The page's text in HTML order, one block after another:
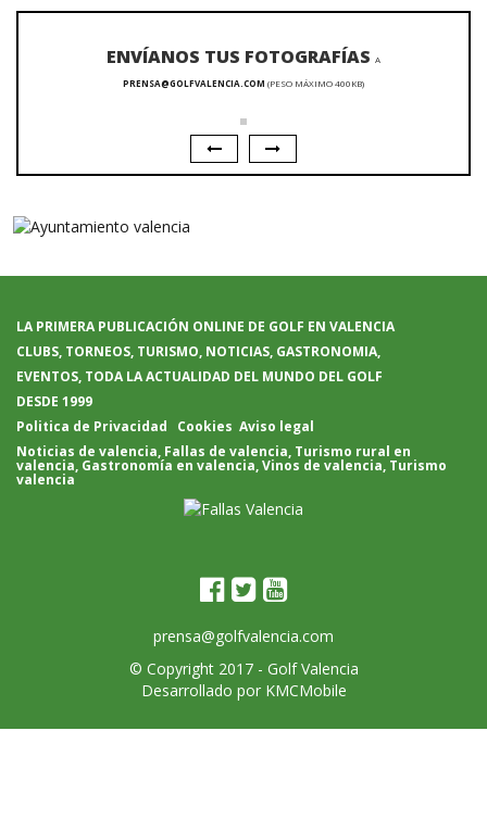
ENVÍANOS TUS FOTOGRAFÍAS A
PRENSA@GOLFVALENCIA.COM (PESO MÁXIMO 400KB)
LA PRIMERA PUBLICACIÓN ONLINE DE GOLF EN VALENCIA
CLUBS, TORNEOS, TURISMO, NOTICIAS, GASTRONOMIA,
EVENTOS, TODA LA ACTUALIDAD DEL MUNDO DEL GOLF
DESDE 1999
Politica de Privacidad
Cookies Aviso legal
Noticias de valencia, Fallas de valencia, Turismo rural en
valencia, Gastronomía en valencia,Vinos de valencia, Turismo
valencia
prensa@golfvalencia.com
© Copyright 2017 - Golf Valencia
Desarrollado por KMCMobile